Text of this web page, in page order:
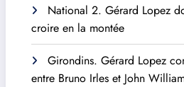
National 2. Gérard Lopez
croire en la montée
Girondins. Gérard Lopez
entre Bruno Irles et John